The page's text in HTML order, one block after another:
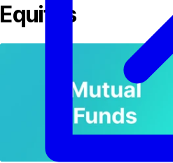
Equites